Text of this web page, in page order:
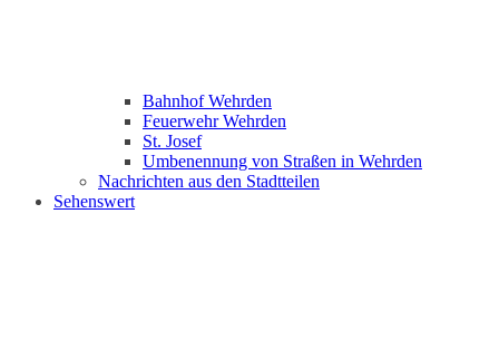
Bahnhof Wehrden
Feuerwehr Wehrden
St. Josef
Umbenennung von Straßen in Wehrden
Nachrichten aus den Stadtteilen
Sehenswert